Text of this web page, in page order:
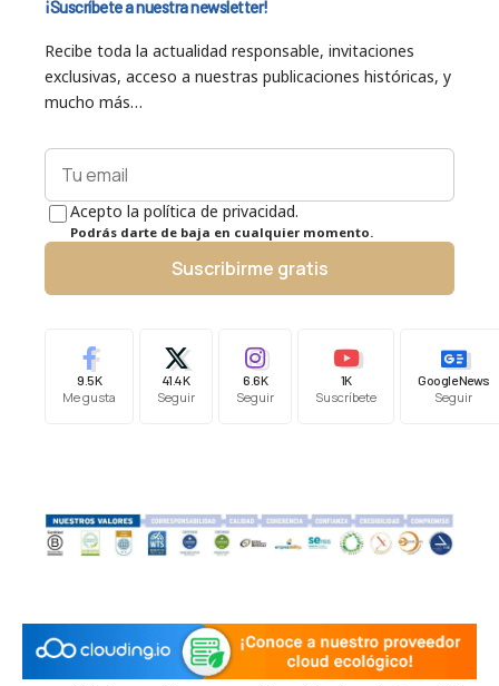
¡Suscríbete a nuestra newsletter!
Recibe toda la actualidad responsable, invitaciones
exclusivas, acceso a nuestras publicaciones históricas, y
mucho más…
Acepto la política de privacidad.
Podrás darte de baja en cualquier momento.
Suscribirme gratis
9.5K
Me gusta
41.4K
Seguir
6.6K
Seguir
1K
Suscríbete
Google News
Seguir